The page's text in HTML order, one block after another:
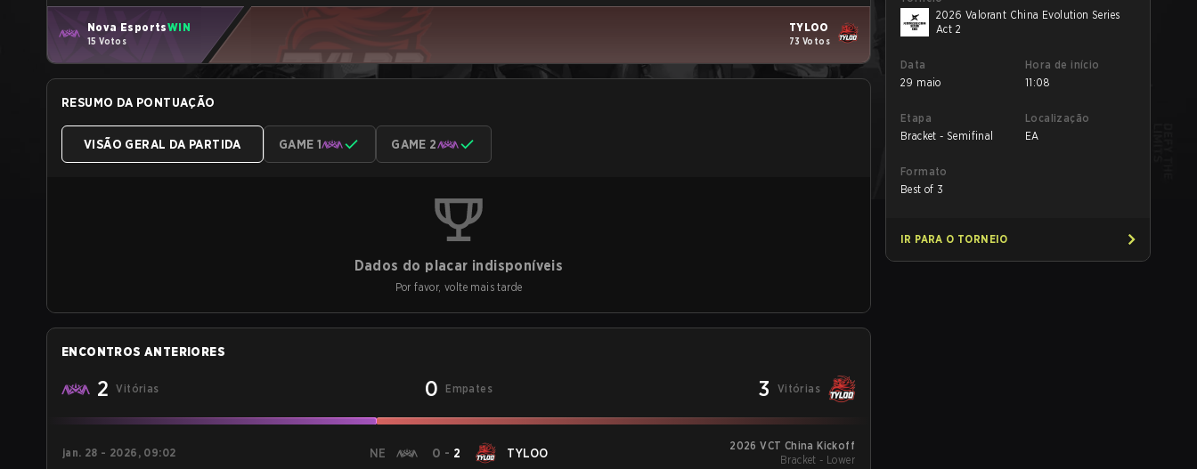
Nova EsportsWIN
15 Votos
TYLOO
73 Votos
RESUMO DA PONTUAÇÃO
VISÃO GERAL DA PARTIDA GAME 1 GAME 2
Dados do placar indisponíveis
Por favor, volte mais tarde
ENCONTROS ANTERIORES
2 Vitórias 0 Empates 3 Vitórias
jan. 28 - 2026, 09:02 NE 0 - 2 TYLOO
2026 VCT China Kickoff
Bracket - Lower
2026 Valorant China Evolution Series
Act 2
Data
29 maio
Hora de início
11:08
Etapa
Bracket - Semifinal
Localização
EA
Formato
Best of 3
IR PARA O TORNEIO